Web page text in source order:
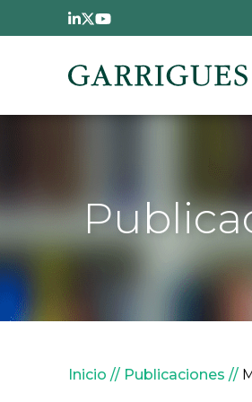
Pasar al contenido principal
Sobrescribir
Inicio Publicaciones